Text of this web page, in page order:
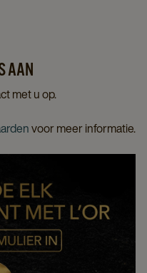
AAN
met u op.
voor meer informatie.